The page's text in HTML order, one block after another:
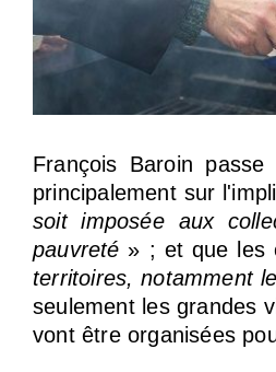
François Baroin
principalement sur
soit imposée aux
pauvreté » ; et que les
territoires, notamment
seulement les grandes
vont être organisées